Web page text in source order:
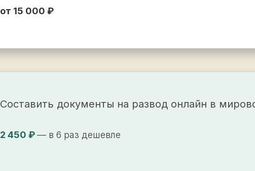
от 15 000 ₽
Составить документы на развод онлайн в
2 450 ₽— в 6 раз дешевле